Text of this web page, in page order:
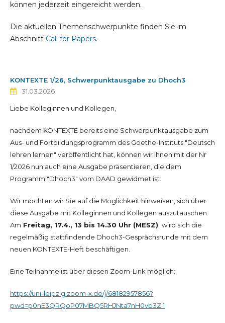
können jederzeit eingereicht werden.
Die aktuellen Themenschwerpunkte finden Sie im
Abschnitt Call for Papers.
KONTEXTE 1/26, Schwerpunktausgabe zu Dhoch3
31.03.2026
Liebe Kolleginnen und Kollegen,
nachdem KONTEXTE bereits eine Schwerpunktausgabe zum
Aus- und Fortbildungsprogramm des Goethe-Instituts "Deutsch
lehren lernen" veröffentlicht hat, können wir Ihnen mit der Nr
1/2026 nun auch eine Ausgabe präsentieren, die dem
Programm "Dhoch3" vom DAAD gewidmet ist.
Wir möchten wir Sie auf die Möglichkeit hinweisen, sich über
diese Ausgabe mit Kolleginnen und Kollegen auszutauschen.
Am Freitag, 17.4., 13 bis 14.30 Uhr (MESZ) wird sich die
regelmäßig stattfindende Dhoch3-Gesprächsrunde mit dem
neuen KONTEXTE-Heft beschäftigen.
Eine Teilnahme ist über diesen Zoom-Link möglich:
https://uni-leipzig.zoom-x.de/j/68182957856?
pwd=p0nE3QRQoP07MBQ5RHJNta7nH0vb3Z.1